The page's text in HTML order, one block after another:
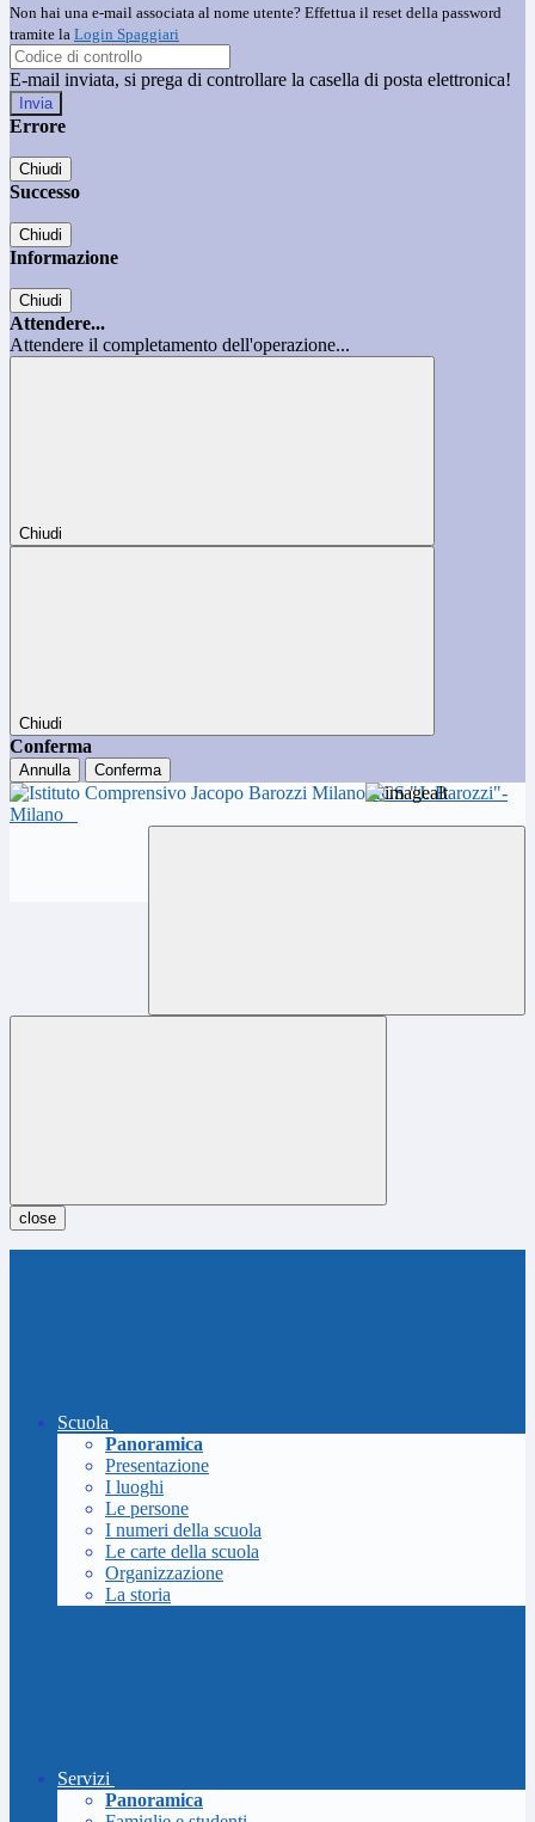
Non hai una e-mail associata al nome utente? Effettua il reset della password
tramite la Login Spaggiari
E-mail inviata, si prega di controllare la casella di posta elettronica!
Errore
Chiudi
Successo
Chiudi
Informazione
Chiudi
Attendere...
Attendere il completamento dell'operazione...
Chiudi
Chiudi
Conferma
Annulla Conferma
ICS "J. Barozzi"-
Milano
close
Scuola
Panoramica
Presentazione
I luoghi
Le persone
I numeri della scuola
Le carte della scuola
Organizzazione
La storia
Servizi
Panoramica